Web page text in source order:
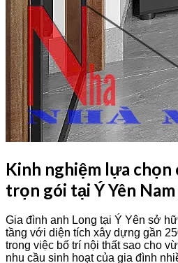
Kinh nghiệm lựa chọn
trọn gói tại Ý Yên
Gia đình anh Long tại Ý Yên sở
tầng với diện tích xây dựng gần
trong việc bố trí nội thất sao cho
nhu cầu sinh hoạt của gia đình